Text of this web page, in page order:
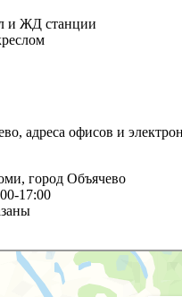
и ЖД станции
адреса офисов и
город Объячево
17:00